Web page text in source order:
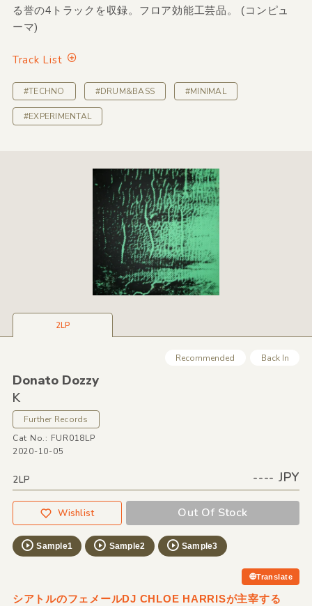
る誉の4トラックを収録。フロア効能工芸品。 (コンピュ
ーマ)
Track List
#TECHNO #DRUM&BASS #MINIMAL
#EXPERIMENTAL
2LP
Recommended Back In
Donato Dozzy
K
Further Records
Cat No.: FUR018LP
2020-10-05
2LP ---- JPY
Wishlist Out Of Stock
Sample1 Sample2 Sample3
Translate
シアトルのフェメールDJ CHLOE HARRISが主宰する